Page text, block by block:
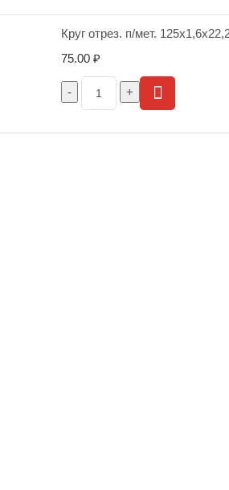
Круг отрез. п/мет.
75.00 ₽